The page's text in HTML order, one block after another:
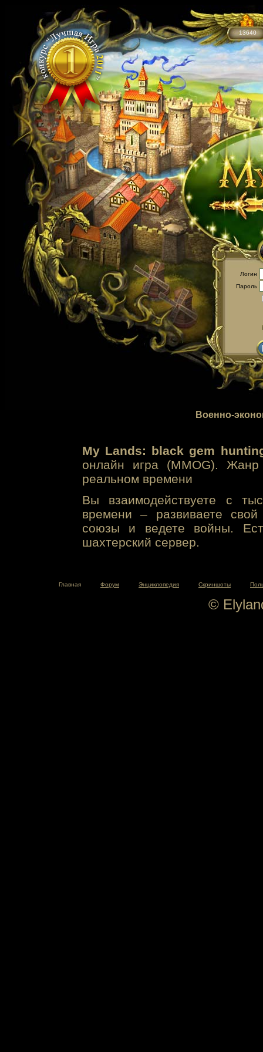
13640
Логин
Пароль
Военно-
My Lands: black gem
онлайн игра (MMOG). Жанр
реальном времени
Вы взаимодействуете с
времени – развиваете свой
союзы и ведете войны.
шахтерский сервер.
Главная Форум Энциклопедия Скриншоты
©